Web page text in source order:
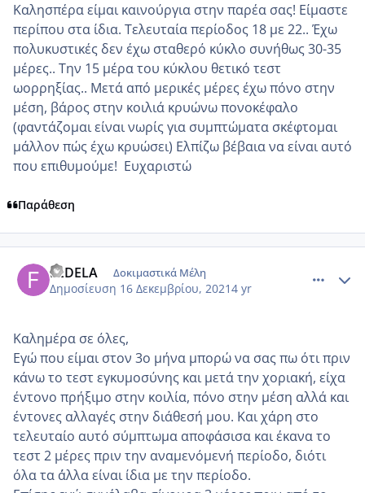
Καλησπέρα είμαι καινούργια στην παρέα σας! Είμαστε
περίπου στα ίδια. Τελευταία περίοδος 18 με 22.. Έχω
πολυκυστικές δεν έχω σταθερό κύκλο συνήθως 30-35
μέρες.. Την 15 μέρα του κύκλου θετικό τεστ
ωορρηξίας.. Μετά από μερικές μέρες έχω πόνο στην
μέση, βάρος στην κοιλιά κρυώνω πονοκέφαλο
(φαντάζομαι είναι νωρίς για συμπτώματα σκέφτομαι
μάλλον πώς έχω κρυώσει) Ελπίζω βέβαια να είναι αυτό
που επιθυμούμε! Ευχαριστώ
Παράθεση
FEDELA Δοκιμαστικά Μέλη
Δημοσίευση 16 Δεκεμβρίου, 20214 yr
Καλημέρα σε όλες,
Εγώ που είμαι στον 3ο μήνα μπορώ να σας πω ότι πριν
κάνω το τεστ εγκυμοσύνης και μετά την χοριακή, είχα
έντονο πρήξιμο στην κοιλία, πόνο στην μέση αλλά και
έντονες αλλαγές στην διάθεσή μου. Και χάρη στο
τελευταίο αυτό σύμπτωμα αποφάσισα και έκανα το
τεστ 2 μέρες πριν την αναμενόμενή περίοδο, διότι
όλα τα ΄άλλα είναι ίδια με την περίοδο.